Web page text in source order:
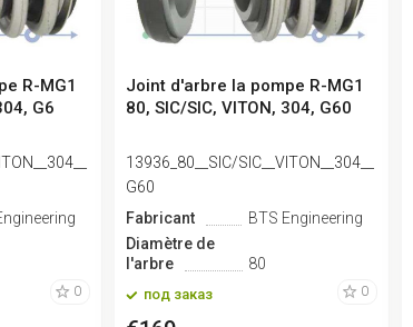
R-MG1
G6
0
Joint d'arbre la pompe R-MG1
80, SIC/SIC, VITON, 304, G60
13936_80__SIC/SIC__VITON__304__
G60
Fabricant
BTS Engineering
Diamètre de
l'arbre
80
под заказ 0